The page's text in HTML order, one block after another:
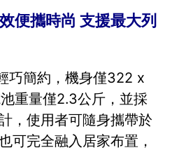
便攜時尚 支援最大列
巧簡約，機身僅322 x
重量僅2.3公斤，並採
，使用者可隨身攜帶於
可完全融入居家布置，